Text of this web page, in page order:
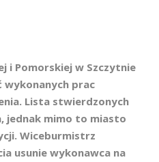
i Pomorskiej w Szczytnie
wykonanych prac
Lista stwierdzonych
jednak mimo to miasto
Wiceburmistrz
usunie wykonawca na